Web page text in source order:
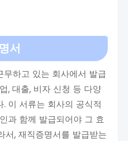
서
하고 있는 회사에서 발급
, 대출, 비자 신청 등 다양
이 서류는 회사의 공식적
과 함께 발급되어야 그 효
서, 재직증명서를 발급받는